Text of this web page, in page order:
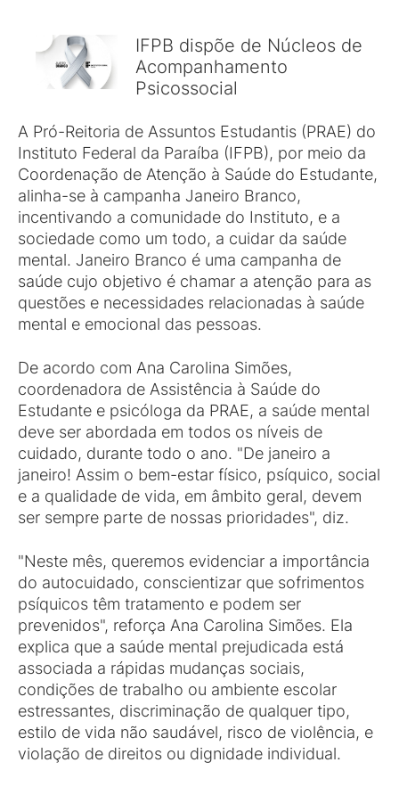
IFPB dispõe de Núcleos de
Acompanhamento
Psicossocial
A Pró-Reitoria de Assuntos Estudantis (PRAE) do
Instituto Federal da Paraíba (IFPB), por meio da
Coordenação de Atenção à Saúde do Estudante,
alinha-se à campanha Janeiro Branco,
incentivando a comunidade do Instituto, e a
sociedade como um todo, a cuidar da saúde
mental. Janeiro Branco é uma campanha de
saúde cujo objetivo é chamar a atenção para as
questões e necessidades relacionadas à saúde
mental e emocional das pessoas.
De acordo com Ana Carolina Simões,
coordenadora de Assistência à Saúde do
Estudante e psicóloga da PRAE, a saúde mental
deve ser abordada em todos os níveis de
cuidado, durante todo o ano. "De janeiro a
janeiro! Assim o bem-estar físico, psíquico, social
e a qualidade de vida, em âmbito geral, devem
ser sempre parte de nossas prioridades", diz.
"Neste mês, queremos evidenciar a importância
do autocuidado, conscientizar que sofrimentos
psíquicos têm tratamento e podem ser
prevenidos", reforça Ana Carolina Simões. Ela
explica que a saúde mental prejudicada está
associada a rápidas mudanças sociais,
condições de trabalho ou ambiente escolar
estressantes, discriminação de qualquer tipo,
estilo de vida não saudável, risco de violência, e
violação de direitos ou dignidade individual.